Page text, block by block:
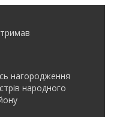
нагородження
народного